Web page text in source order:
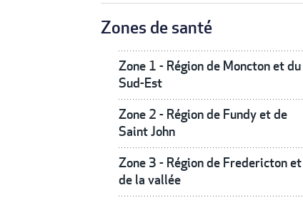
Zones de santé
Zone 1 - Région de Moncton et du
Sud-Est
Zone 2 - Région de Fundy et de
Saint John
Zone 3 - Région de Fredericton et
de la vallée